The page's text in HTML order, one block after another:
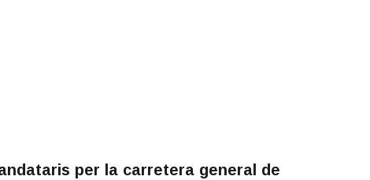
per la carretera general de